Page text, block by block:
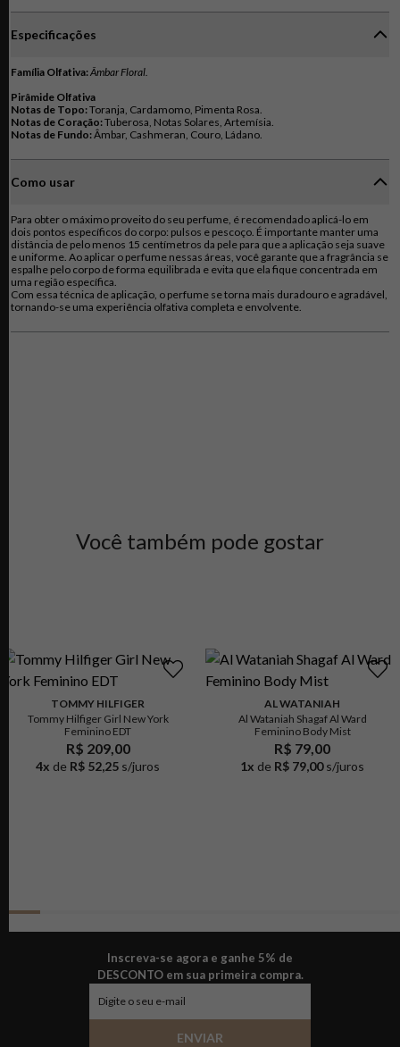
com uma abertura vibrante e envolvente de notas cítricas, destacando-se a
curiosidade e encantamento logo na primeira borrifada.
SolareseArtemísia, que acrescentam romantismo e feminilidade. O fundo
Cashmeran,Couro
fixação, ideal para noites especiais e eventos sofisticados.
Especificações
Família Olfativa:Âmbar Floral.
Pirâmide Olfativa
Notas de Topo:
Notas de Coração:
Notas de Fundo:Âmbar, Cashmeran, Couro, Ládano.
Como usar
Para obter o máximo proveito do seu perfume, é recomendado aplicá-lo em
dois pontos específicos do corpo: pulsos e pescoço. É importante manter uma
distância de pelo menos 15 centímetros da pele para que a aplicação seja suave
e uniforme. Ao aplicar o perfume nessas áreas, você garante que a fragrância se
espalhe pelo corpo de forma equilibrada e evita que ela fique concentrada em
uma região específica.
Com essa técnica de aplicação, o perfume se torna mais duradouro e agradável,
tornando-se uma experiência olfativa completa e envolvente.
Você também pode gostar
TOMMY HILFIGER
Tommy Hilfiger Girl New York
Feminino EDT
R$ 209,00
4x de R$ 52,25 s/juros
AL WATANIAH
Al Wataniah Shagaf Al Ward
Feminino Body Mist
R$ 79,00
1x de R$ 79,00 s/juros
Inscreva-se agora e ganhe 5% de
DESCONTO em sua primeira compra.
ENVIAR